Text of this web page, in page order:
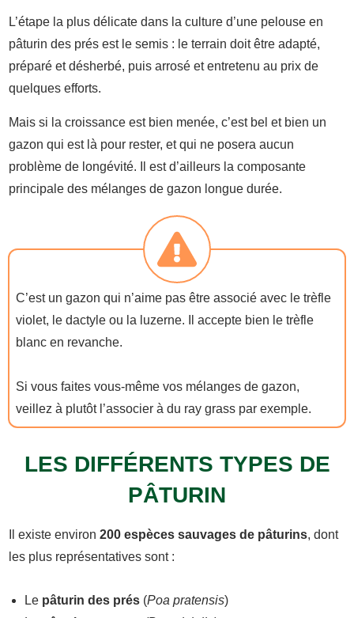
L’étape la plus délicate dans la culture d’une pelouse en
pâturin des prés est le semis : le terrain doit être adapté,
préparé et désherbé, puis arrosé et entretenu au prix de
quelques efforts.
Mais si la croissance est bien menée, c’est bel et bien un
gazon qui est là pour rester, et qui ne posera aucun
problème de longévité. Il est d’ailleurs la composante
principale des mélanges de gazon longue durée.
C’est un gazon qui n’aime pas être associé avec le trèfle
violet, le dactyle ou la luzerne. Il accepte bien le trèfle
blanc en revanche.
Si vous faites vous-même vos mélanges de gazon,
veillez à plutôt l’associer à du ray grass par exemple.
LES DIFFÉRENTS TYPES DE
PÂTURIN
Il existe environ 200 espèces sauvages de pâturins, dont
les plus représentatives sont :
Le pâturin des prés (Poa pratensis)